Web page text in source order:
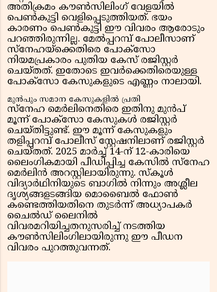
അതിക്രമം കൗൺസിലിംഗ് വേളയിൽ
പെൺകുട്ടി വെളിപ്പെടുത്തിയത്. ഭയം
കാരണം പെൺകുട്ടി ഈ വിവരം ആരോടും
പറഞ്ഞിരുന്നില്ല. മേൽപ്പറമ്പ് പോലീസാണ്
സ്നേഹയ്ക്കെതിരെ പോക്സോ
നിയമപ്രകാരം പുതിയ കേസ് രജിസ്റ്റർ
ചെയ്തത്. ഇതോടെ ഇവർക്കെതിരെയുള്ള
പോക്സോ കേസുകളുടെ എണ്ണം നാലായി.
മുൻപും സമാന കേസുകളിൽ പ്രതി
സ്നേഹ മെർലിനെതിരെ ഇതിനു മുൻപ്
മൂന്ന് പോക്സോ കേസുകൾ രജിസ്റ്റർ
ചെയ്തിട്ടുണ്ട്. ഈ മൂന്ന് കേസുകളും
തളിപ്പറമ്പ് പോലീസ് സ്റ്റേഷനിലാണ് രജിസ്റ്റർ
ചെയ്തത്. 2025 മാർച്ച് 14-ന് 12-കാരിയെ
ലൈംഗികമായി പീഡിപ്പിച്ച കേസിൽ സ്നേഹ
മെർലിൻ അറസ്റ്റിലായിരുന്നു. സ്കൂൾ
വിദ്യാർഥിനിയുടെ ബാഗിൽ നിന്നും അശ്ലീല
ദൃശ്യങ്ങളടങ്ങിയ മൊബൈൽ ഫോൺ
കണ്ടെത്തിയതിനെ തുടർന്ന് അധ്യാപകർ
ചൈൽഡ് ലൈനിൽ
വിവരമറിയിച്ചതനുസരിച്ച് നടത്തിയ
കൗൺസിലിംഗിലായിരുന്നു ഈ പീഡന
വിവരം പുറത്തുവന്നത്.